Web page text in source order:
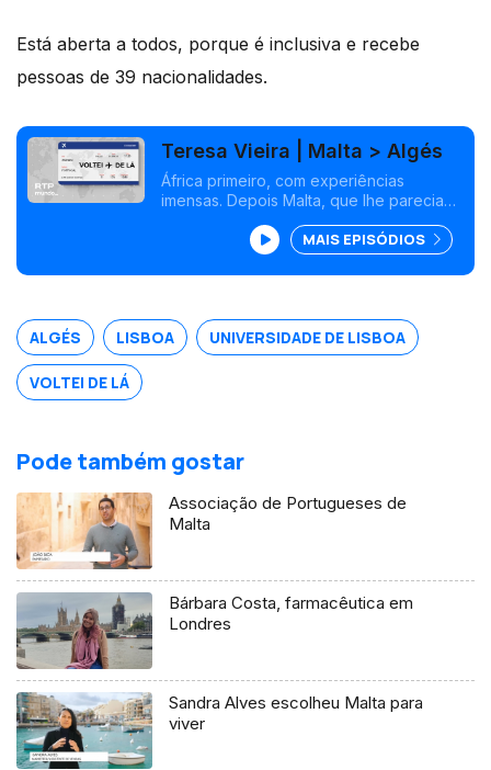
Está aberta a todos, porque é inclusiva e recebe
pessoas de 39 nacionalidades.
Teresa Vieira | Malta > Algés
África primeiro, com experiências
imensas. Depois Malta, que lhe parecia
licenciatura e abriu uma Oficina de Artes,
espaço de liberdade para todos, sem
exceção, criarem.
MAIS EPISÓDIOS
ALGÉS LISBOA UNIVERSIDADE DE LISBOA
VOLTEI DE LÁ
Pode também gostar
Associação de Portugueses de
Malta
Bárbara Costa, farmacêutica em
Londres
Sandra Alves escolheu Malta para
viver